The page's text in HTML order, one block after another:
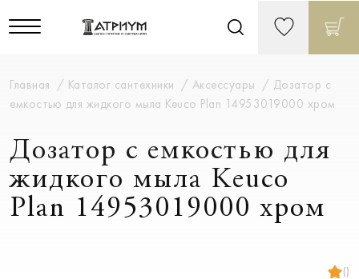
Главная Каталог сантехники Аксессуары
Дозатор с
емкостью для жидкого мыла Keuco Plan 14953019000 хром
Дозатор с емкостью для
жидкого мыла Keuco
Plan 14953019000 хром
()